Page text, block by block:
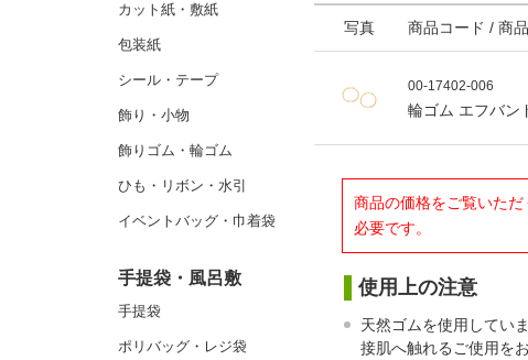
カット紙・敷紙
包装紙
シール・テープ
飾り・小物
飾りゴム・輪ゴム
ひも・リボン・水引
イベントバッグ・巾着袋
手提袋・風呂敷
手提袋
ポリバッグ・レジ袋
写真 商品コード / 商
00-17402-006
輪ゴム エフバン
商品の価格をご覧いた
必要です。
使用上の注意
天然ゴムを使用してい
接肌へ触れるご使用を